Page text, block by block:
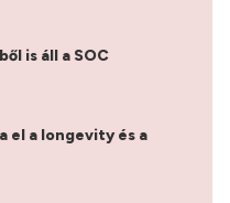
is áll a SOC
el a longevity és a